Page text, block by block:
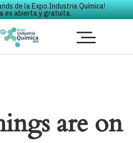
de la Expo Industria Química!
es abierta y gratuita.
are on